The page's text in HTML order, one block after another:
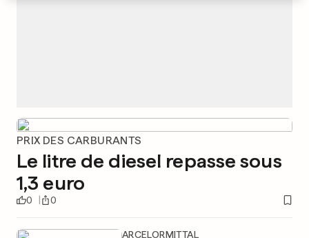
PRIX DES CARBURANTS
Le litre de diesel repasse sous
1,3 euro
0 0
ARCELORMITTAL